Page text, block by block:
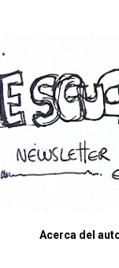
Acerca del